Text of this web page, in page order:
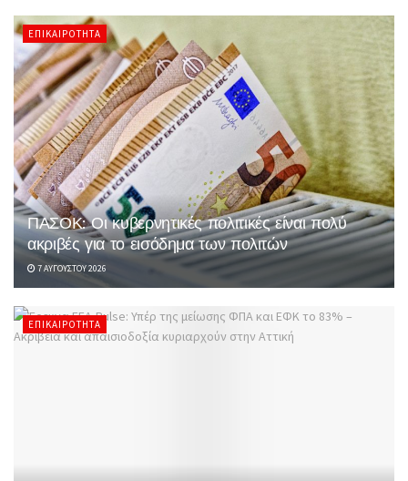
ΕΠΙΚΑΙΡΌΤΗΤΑ
ΠΑΣΟΚ: Οι κυβερνητικές πολιτικές είναι πολύ
ακριβές για το εισόδημα των πολιτών
7 ΑΥΓΟΎΣΤΟΥ 2026
ΕΠΙΚΑΙΡΌΤΗΤΑ